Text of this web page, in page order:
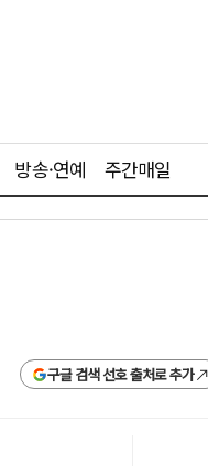
방송·연예 주간매일
구글 검색 선호 출처로 추가